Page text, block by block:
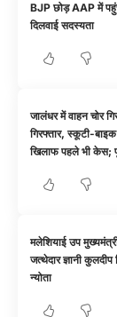
BJP छोड़ AAP में
दिलवाई सदस्यता
जालंधर में वाहन चोर
गिरफ्तार, स्कूटी-
खिलाफ पहले भी केस;
मलेशियाई उप
जत्थेदार ज्ञानी कुलदीप
न्योता